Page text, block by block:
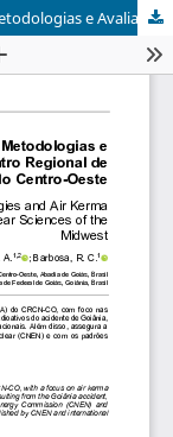
Programa de Monitoramento Ambiental: Metodologias e Avaliações de Kerma no Ar no Centro Regional de Ciências Nucleares do Centro-Oeste